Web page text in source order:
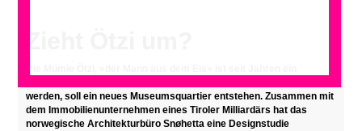
werden, soll ein neues Museumsquartier entstehen. Zusammen mit
dem Immobilienunternehmen eines Tiroler Milliardärs hat das
norwegische Architekturbüro Snøhetta eine Designstudie